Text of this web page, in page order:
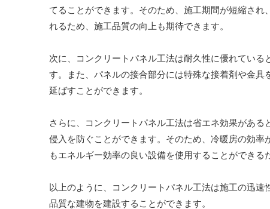
てることができます。そのため、施工期間が短縮さ
れるため、施工品質の向上も期待できます。
次に、コンクリートパネル工法は耐久性に優れてい
す。また、パネルの接合部分には特殊な接着剤や金
延ばすことができます。
さらに、コンクリートパネル工法は省エネ効果があ
侵入を防ぐことができます。そのため、冷暖房の効
もエネルギー効率の良い設備を使用することができる
以上のように、コンクリートパネル工法は施工の迅
品質な建物を建設することができます。